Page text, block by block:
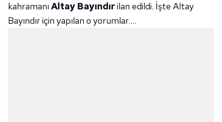
kahramanı Altay Bayındırilan edildi. İşte Altay
Bayındır için yapılan o yorumlar....